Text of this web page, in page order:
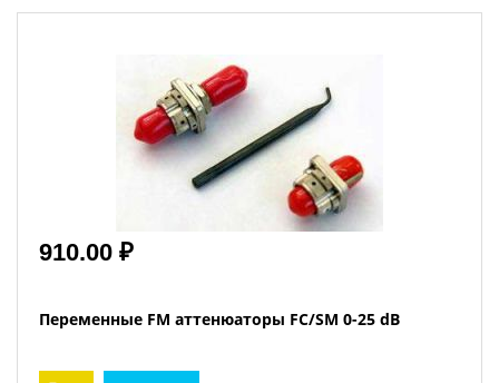
910.00 ₽
Переменные FM аттенюаторы FC/SM 0-25 dB